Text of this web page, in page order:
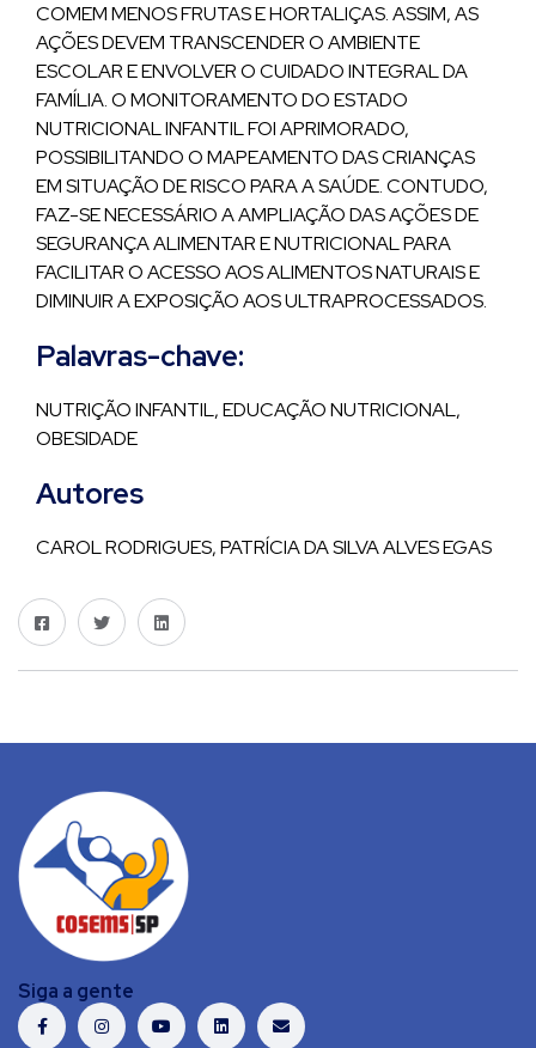
COMEM MENOS FRUTAS E HORTALIÇAS. ASSIM, AS
AÇÕES DEVEM TRANSCENDER O AMBIENTE
ESCOLAR E ENVOLVER O CUIDADO INTEGRAL DA
FAMÍLIA. O MONITORAMENTO DO ESTADO
NUTRICIONAL INFANTIL FOI APRIMORADO,
POSSIBILITANDO O MAPEAMENTO DAS CRIANÇAS
EM SITUAÇÃO DE RISCO PARA A SAÚDE. CONTUDO,
FAZ-SE NECESSÁRIO A AMPLIAÇÃO DAS AÇÕES DE
SEGURANÇA ALIMENTAR E NUTRICIONAL PARA
FACILITAR O ACESSO AOS ALIMENTOS NATURAIS E
DIMINUIR A EXPOSIÇÃO AOS ULTRAPROCESSADOS.
Palavras-chave:
NUTRIÇÃO INFANTIL, EDUCAÇÃO NUTRICIONAL,
OBESIDADE
Autores
CAROL RODRIGUES, PATRÍCIA DA SILVA ALVES EGAS
Siga a gente